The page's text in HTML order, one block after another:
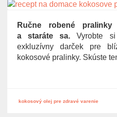
Ručne robené
a staráte sa. Vyrobte
exkluzívny darček pre
kokosové pralinky. Skúste
kokosový olej pre zdravé varenie